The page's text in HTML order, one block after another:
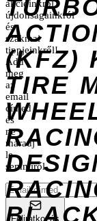
(KFZ)
TIRE
akcióinkról,
újdonságainkról
és
szakmai
tippjeinkről!
Add
meg
az
email
címed
és
ne
maradj
le
semmiről.
Feliratkozás